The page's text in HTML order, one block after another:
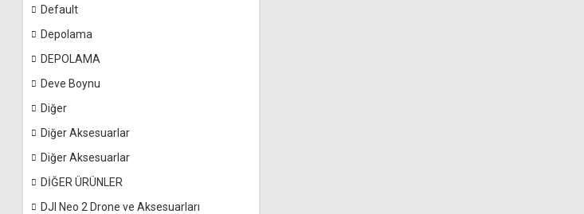
Default
Depolama
DEPOLAMA
Deve Boynu
Diğer
Diğer Aksesuarlar
Diğer Aksesuarlar
DİĞER ÜRÜNLER
DJI Neo 2 Drone ve Aksesuarları